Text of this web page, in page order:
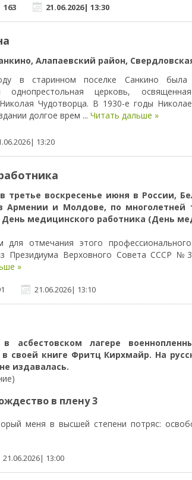
163 21.06.2026| 13:30
Алапаевский район,
в старинном поселке Санкино была
однопрестольная церковь,
Чудотворца. В 1930-е годы
долгое врем ... Читать дальше »
| 13:20
третье воскресенье июня в России,
Армении и Молдове, по многолетней
медицинского работника (День
для отмечания этого
Президиума Верховного Совета СССР
»
21.06.2026| 13:10
асбестовском лагере
в своей книге Фритц Кирхмайр. На
издавалась.
в плену 3
меня в высшей степени потряс:
21.06.2026| 13:00